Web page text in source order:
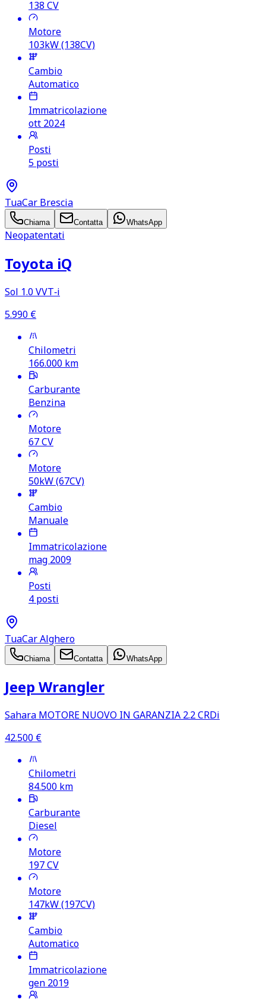
138 CV
Motore
103kW (138CV)
Cambio
Automatico
Immatricolazione
ott 2024
Posti
5 posti
TuaCar Brescia
Chiama Contatta WhatsApp
Neopatentati
Toyota iQ
Sol 1.0 VVT‑i
5.990 €
Chilometri
166.000 km
Carburante
Benzina
Motore
67CV
Motore
50kW (67CV)
Cambio
Manuale
Immatricolazione
mag 2009
Posti
4 posti
TuaCar Alghero
Chiama Contatta WhatsApp
Jeep Wrangler
Sahara MOTORE NUOVO IN GARANZIA 2.2 CRDi
42.500 €
Chilometri
84.500 km
Carburante
Diesel
Motore
197CV
Motore
147kW (197CV)
Cambio
Automatico
Immatricolazione
gen 2019